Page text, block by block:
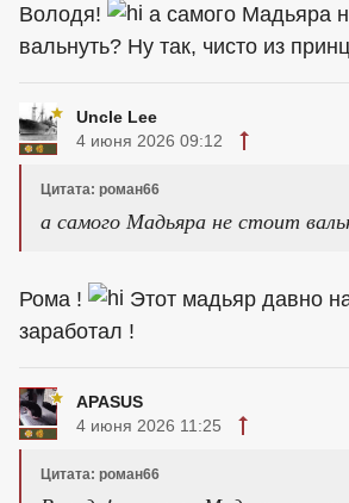
Володя!
а самого Мадьяра
вальнуть? Ну так, чисто из
Uncle Lee
4 июня 2026 09:12
Цитата: роман66
а самого Мадьяра не стоит
Рома !
Этот мадьяр давно
заработал !
APASUS
4 июня 2026 11:25
Цитата: роман66